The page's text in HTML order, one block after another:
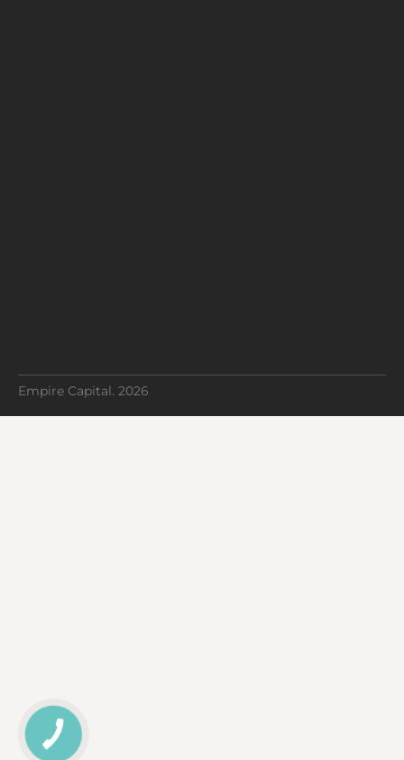
Empire Capital. 2026